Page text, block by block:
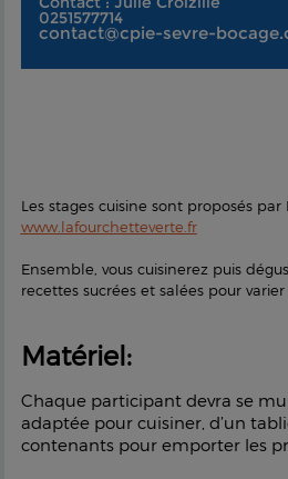
0251577714
contact@cpie-sevre-
Les stages cuisine sont proposés
www.lafourchetteverte.fr
Ensemble, vous cuisinerez puis
recettes sucrées et salées pour varier
Matériel:
Chaque participant devra se
adaptée pour cuisiner, d’un
contenants pour emporter les